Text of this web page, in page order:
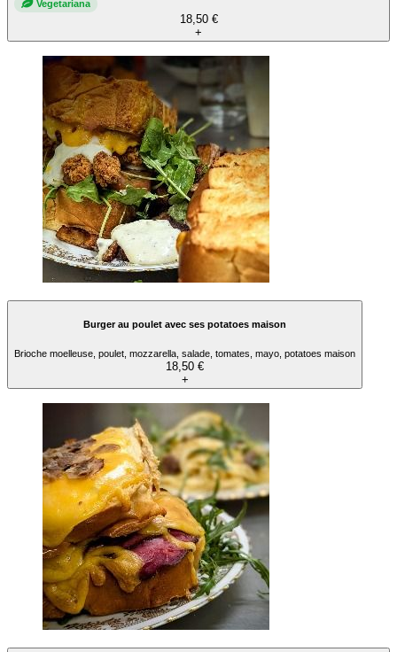
Vegetariana
18,50 €
+
Burger au poulet avec ses potatoes maison
Brioche moelleuse, poulet, mozzarella, salade, tomates, mayo, potatoes maison
18,50 €
+